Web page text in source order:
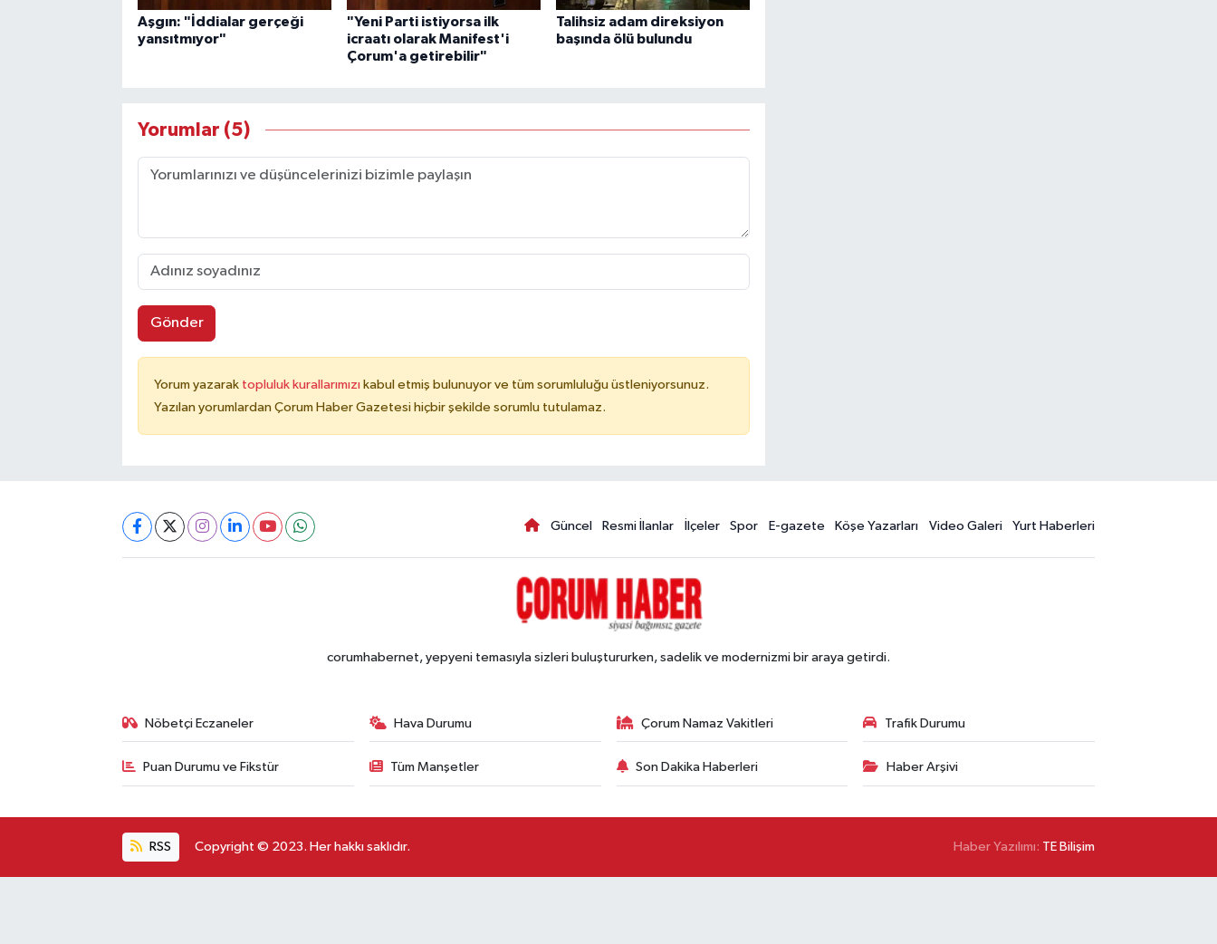
Aşgın: "İddialar gerçeği
yansıtmıyor"
"Yeni Parti istiyorsa ilk
icraatı olarak Manifest'i
Çorum'a getirebilir"
Talihsiz adam direksiyon
başında ölü bulundu
Yorumlar (5)
Gönder
Yorum yazarak topluluk kurallarımızı kabul etmiş bulunuyor ve tüm sorumluluğu üstleniyorsunuz.
Yazılan yorumlardan Çorum Haber Gazetesi hiçbir şekilde sorumlu tutulamaz.
Güncel Resmi İlanlar İlçeler Spor E-gazete Köşe Yazarları Video Galeri Yurt Haberleri
corumhabernet, yepyeni temasıyla sizleri buluştururken, sadelik ve modernizmi bir araya getirdi.
Nöbetçi Eczaneler Hava Durumu Çorum Namaz Vakitleri Trafik Durumu
Puan Durumu ve Fikstür Tüm Manşetler Son Dakika Haberleri Haber Arşivi
RSS Copyright © 2023. Her hakkı saklıdır. Haber Yazılımı: TE Bilişim